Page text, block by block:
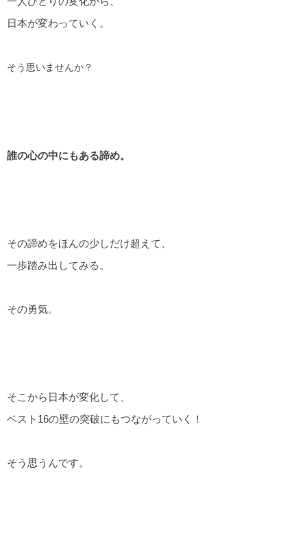
日本が変わっていく。
そう思いませんか？
誰の心の中にもある諦め。
その諦めをほんの少しだけ超えて、
一歩踏み出してみる。
その勇気。
そこから日本が変化して、
ベスト16の壁の突破にもつながっていく！
そう思うんです。